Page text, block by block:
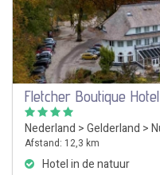
Fletcher Boutique
Nederland >Gelderland >
Afstand: 12,3 km
Hotel in de natuur